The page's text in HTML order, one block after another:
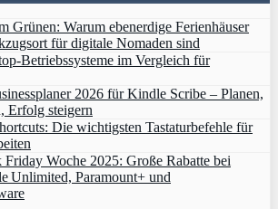
Grünen: Warum ebenerdige Ferienhäuser
für digitale Nomaden sind
Betriebssysteme im Vergleich für
2026 für Kindle Scribe – Planen,
Erfolg steigern
Die wichtigsten Tastaturbefehle für
Woche 2025: Große Rabatte bei
Unlimited, Paramount+ und